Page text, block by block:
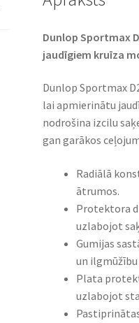
Dunlop Sportmax
jaudīgiem kruīza
Dunlop Sportmax
lai apmierinātu
nodrošina izcilu
gan garākos
Radiālā
ātrumos.
Protektora
uzlabojot
Gumijas
un
Plata
uzlabojot